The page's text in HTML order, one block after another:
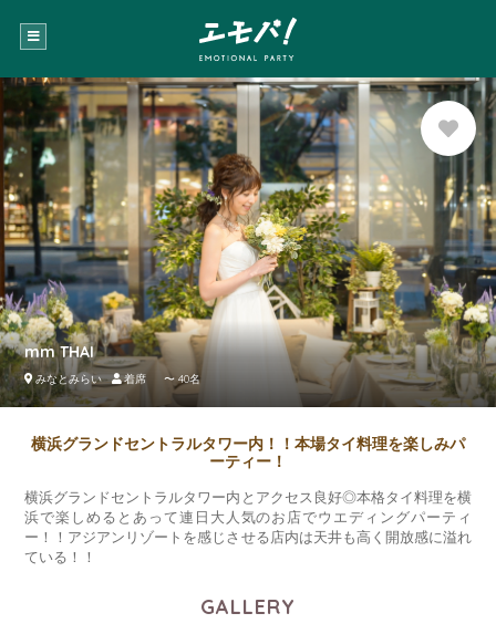
mm THAI
みなとみらい 着席 〜 40名
お気に
入り登
録
横浜グランドセントラルタワー内！！本場タイ料理を楽しみパ
ーティー！
横浜グランドセントラルタワー内とアクセス良好◎本格タイ料理を横
浜で楽しめるとあって連日大人気のお店でウエディングパーティ
ー！！アジアンリゾートを感じさせる店内は天井も高く開放感に溢れ
ている！！
GALLERY